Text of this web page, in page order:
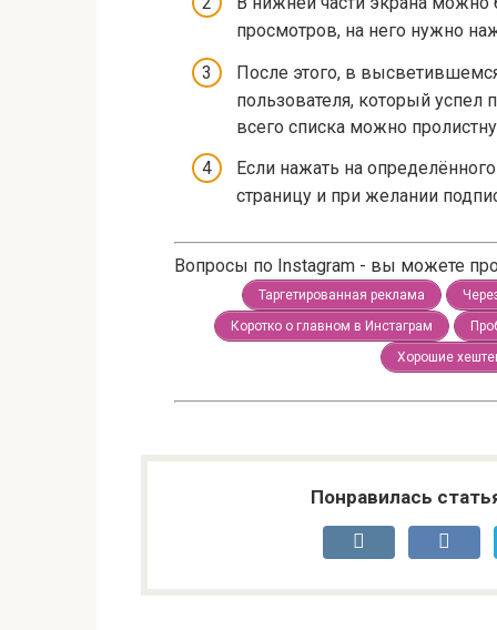
просмотров, на него нужно
После этого, в
пользователя, который
всего списка можно
Если нажать на
страницу и при желании
Вопросы по Instagram - вы можете
Таргетированная реклама
Коротко о главном в Инстаграм
Хорошие
Понравилась